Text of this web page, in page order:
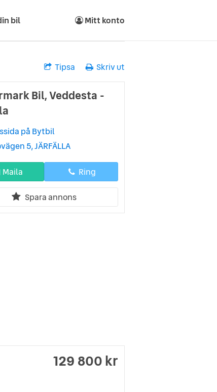
bil Mitt konto
Tipsa Skriv ut
Bil, Veddesta -
på Bytbil
5, JÄRFÄLLA
Maila Ring
Spara annons
129 800 kr